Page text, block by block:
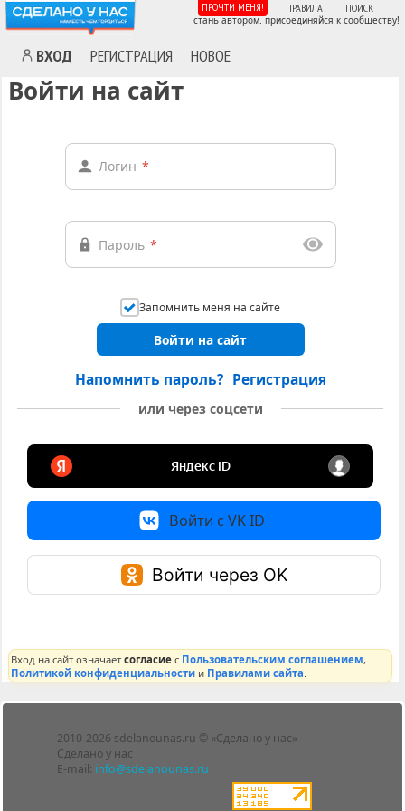
ВХОД РЕГИСТРАЦИЯ НОВОЕ
ПРОЧТИ МЕНЯ! ПРАВИЛА ПОИСК
стань автором. присоединяйся к сообществу!
Войти на сайт
Логин *
Пароль *
Запомнить меня на сайте
Войти на сайт
Напомнить пароль? Регистрация
или через соцсети
Войти с VK ID
Войти через OK
Вход на сайт означаетсогласие с Пользовательским соглашением,
Политикой конфиденциальности и Правилами сайта
2010-2026 sdelanounas.ru © «Сделано у нас» —
Сделано у нас
E-mail: info@sdelanounas.ru
Блоги
Люди
Политика